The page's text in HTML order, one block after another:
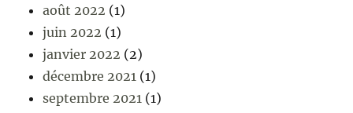
août 2022 (1)
juin 2022 (1)
janvier 2022 (2)
décembre 2021 (1)
septembre 2021 (1)